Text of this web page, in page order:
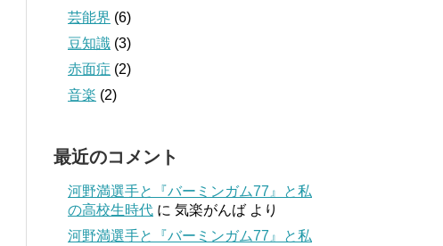
芸能界 (6)
豆知識 (3)
赤面症 (2)
音楽 (2)
最近のコメント
河野満選手と『バーミンガム77』と私
の高校生時代 に 気楽がんば より
河野満選手と『バーミンガム77』と私